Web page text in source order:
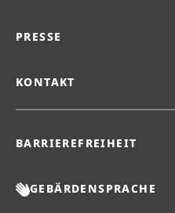
PRESSE
KONTAKT
BARRIEREFREIHEIT
GEBÄRDENSPRACHE